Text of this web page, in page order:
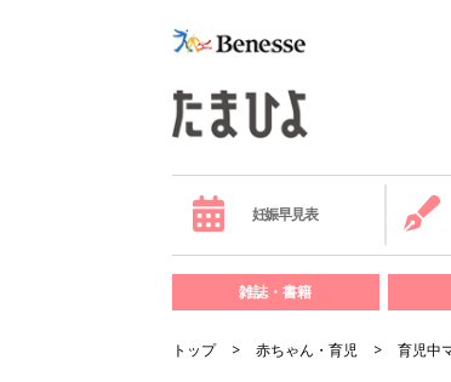
妊娠早見表
雑誌・書籍
トップ 赤ちゃん・育児 育児中